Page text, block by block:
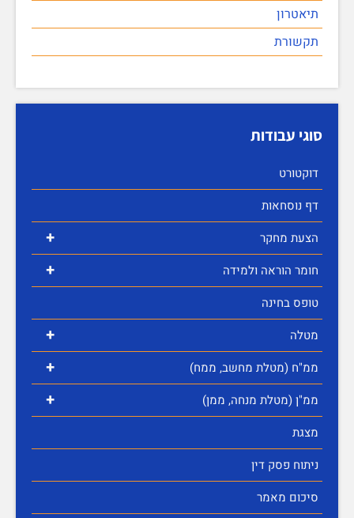
תיאטרון
תקשורת
סוגי עבודות
דוקטורט
דף נוסחאות
+ הצעת מחקר
+
חומר הוראה ולמידה
טופס בחינה
+ מטלה
+ ממ"ח (מטלת מחשב, ממח)
+
ממ"ן (מטלת מנחה, ממן)
מצגת
ניתוח פסק דין
סיכום מאמר